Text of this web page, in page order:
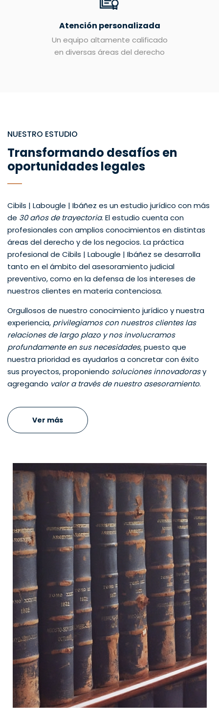
Atención personalizada
Un equipo altamente calificado
en diversas áreas del derecho
NUESTRO ESTUDIO
Transformando desafíos en
oportunidades legales
Cibils | Labougle | Ibáñez es un estudio jurídico con más
de 30 años de trayectoria. El estudio cuenta con
profesionales con amplios conocimientos en distintas
áreas del derecho y de los negocios. La práctica
profesional de Cibils | Labougle | Ibáñez se desarrolla
tanto en el ámbito del asesoramiento judicial
preventivo, como en la defensa de los intereses de
nuestros clientes en materia contenciosa.
Orgullosos de nuestro conocimiento jurídico y nuestra
experiencia, privilegiamos con nuestros clientes las
relaciones de largo plazo y nos involucramos
profundamente en sus necesidades, puesto que
nuestra prioridad es ayudarlos a concretar con éxito
sus proyectos, proponiendo soluciones innovadorasy
agregando valor a través de nuestro asesoramiento.
Ver más